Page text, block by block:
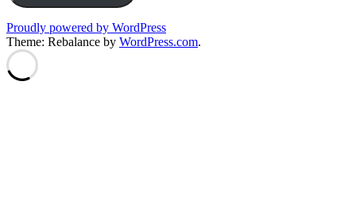
Proudly powered by WordPress
Theme: Rebalance by WordPress.com.